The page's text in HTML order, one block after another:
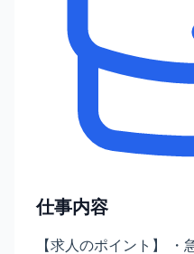
仕事内容
【求人のポイント】 ・